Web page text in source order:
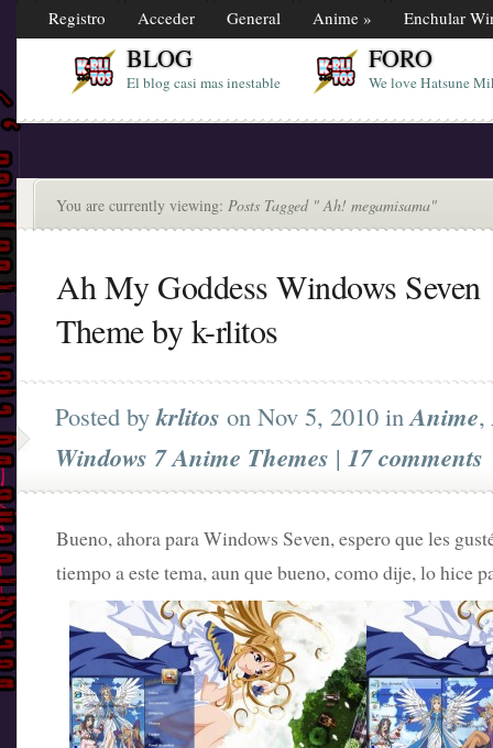
Registro Acceder General Anime » Enchular
BLOG
El blog casi mas inestable
FORO
We love Hatsune
You are currently viewing: Posts Tagged " Ah! megamisama"
Ah My Goddess Windows Seven
Theme by k-rlitos
Posted bykrlitos on Nov 5, 2010 inAnime,
Windows 7 Anime Themes | 17 comments
Bueno, ahora para Windows Seven, espero que les
tiempo a este tema, aun que bueno, como dije, lo hice